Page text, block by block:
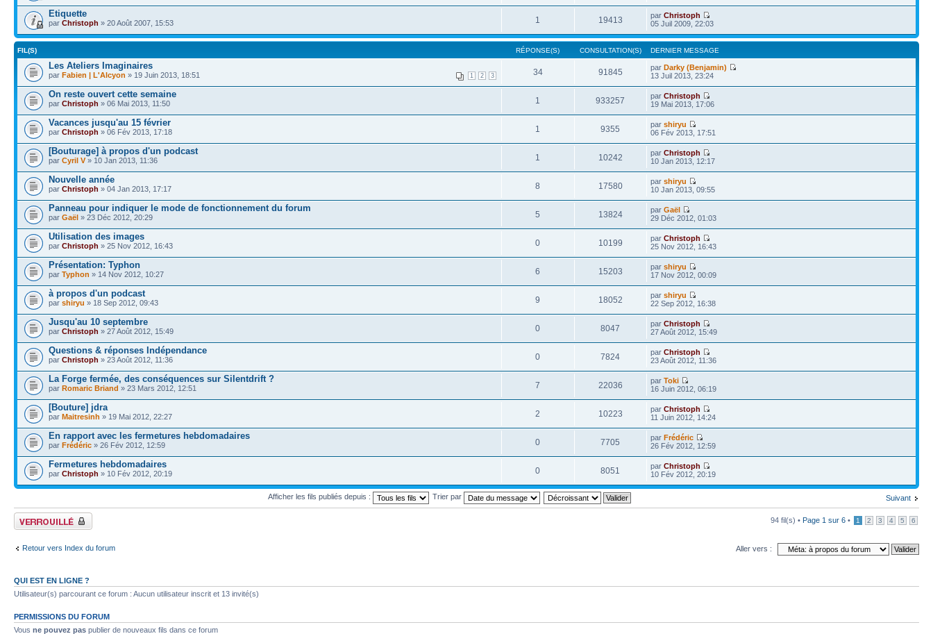
Etiquette
par Christoph » 20 Août 2007, 15:53 1 19413 parChristoph
05 Juil 2009, 22:03
FIL(S) RÉPONSE(S) CONSULTATION(S) DERNIER MESSAGE
Les Ateliers Imaginaires
1 2 3
par Fabien | L'Alcyon » 19 Juin 2013, 18:51 34 91845 parDarky (Benjamin)
13 Juil 2013, 23:24
On reste ouvert cette semaine
par Christoph » 06 Mai 2013, 11:50 1 933257 parChristoph
19 Mai 2013, 17:06
Vacances jusqu'au 15 février
par Christoph » 06 Fév 2013, 17:18 1 9355 parshiryu
06 Fév 2013, 17:51
[Bouturage] à propos d'un podcast
par Cyril V» 10 Jan 2013, 11:36 1 10242 parChristoph
10 Jan 2013, 12:17
Nouvelle année
par Christoph » 04 Jan 2013, 17:17 8 17580 parshiryu
10 Jan 2013, 09:55
Panneau pour indiquer le mode de fonctionnement du forum
par Gaël » 23 Déc 2012, 20:29 5 13824 parGaël
29 Déc 2012, 01:03
Utilisation des images
par Christoph » 25 Nov 2012, 16:43 0 10199 parChristoph
25 Nov 2012, 16:43
Présentation: Typhon
par Typhon » 14 Nov 2012, 10:27 6 15203 parshiryu
17 Nov 2012, 00:09
à propos d'un podcast
par shiryu » 18 Sep 2012, 09:43 9 18052 parshiryu
22 Sep 2012, 16:38
Jusqu'au 10 septembre
par Christoph » 27 Août 2012, 15:49 0 8047 parChristoph
27 Août 2012, 15:49
Questions & réponses Indépendance
par Christoph » 23 Août 2012, 11:36 0 7824 parChristoph
23 Août 2012, 11:36
La Forge fermée, des conséquences sur Silentdrift ?
par Romaric Briand » 23 Mars 2012, 12:51 7 22036 parToki
16 Juin 2012, 06:19
[Bouture] jdra
par Maitresinh » 19 Mai 2012, 22:27 2 10223 parChristoph
11 Juin 2012, 14:24
En rapport avec les fermetures hebdomadaires
par Frédéric » 26 Fév 2012, 12:59 0 7705 parFrédéric
26 Fév 2012, 12:59
Fermetures hebdomadaires
par Christoph » 10 Fév 2012, 20:19 0 8051 parChristoph
10 Fév 2012, 20:19
Suivant
Afficher les fils publiés depuis : Trier par
Forum verrouillé 94 fil(s) • Page 1 sur 6 • 1 2 3 4 5 6
Retour vers Index du forum Aller vers :
QUI EST EN LIGNE ?
Utilisateur(s) parcourant ce forum : Aucun utilisateur inscrit et 13 invité(s)
PERMISSIONS DU FORUM
Vous ne pouvez pas publier de nouveaux fils dans ce forum